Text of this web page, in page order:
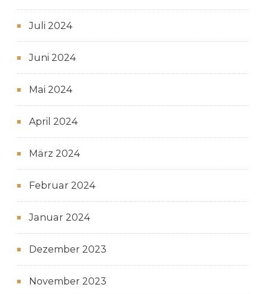
Juli 2024
Juni 2024
Mai 2024
April 2024
März 2024
Februar 2024
Januar 2024
Dezember 2023
November 2023